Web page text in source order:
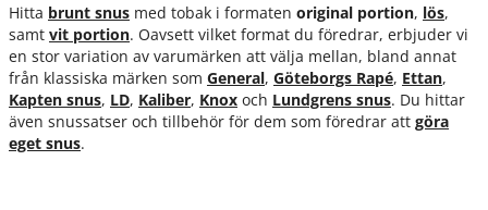
Hitta brunt snus med tobak i formaten original portion, lös,
samt vit portion. Oavsett vilket format du föredrar, erbjuder vi
en stor variation av varumärken att välja mellan, bland annat
från klassiska märken som General, Göteborgs Rapé, Ettan,
Kapten snus, LD, Kaliber, Knox och Lundgrens snus. Du hittar
även snussatser och tillbehör för dem som föredrar att göra
eget snus.